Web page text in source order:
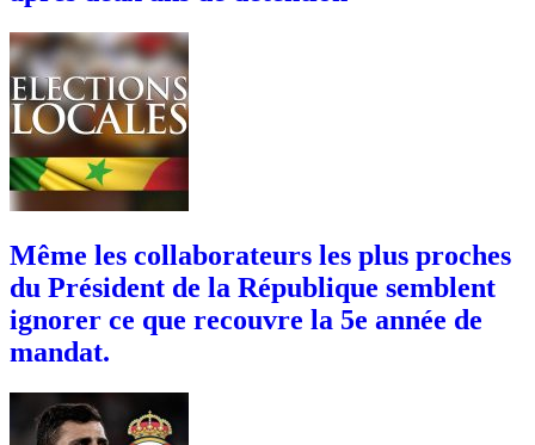
Même les collaborateurs les plus proches
du Président de la République semblent
ignorer ce que recouvre la 5e année de
mandat.